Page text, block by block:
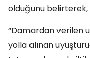
olduğunu belirterek,
“Damardan verilen
yolla alınan